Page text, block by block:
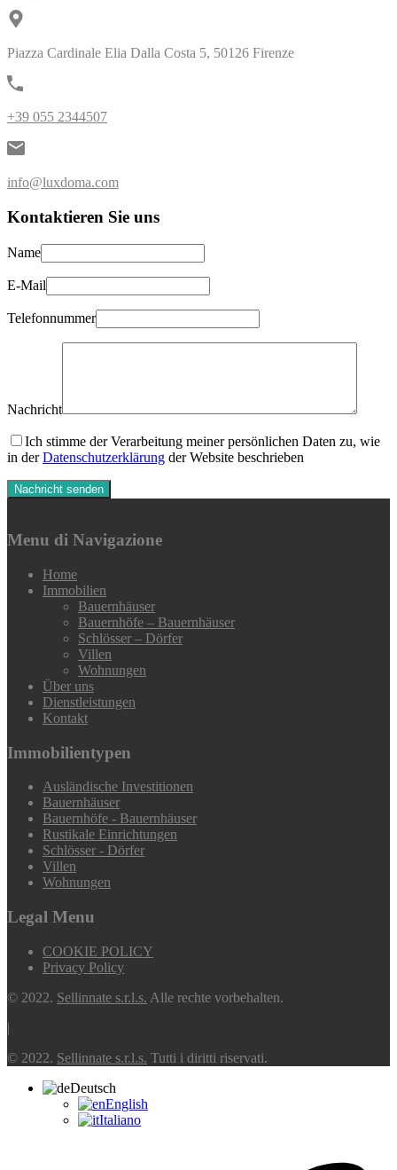
Piazza Cardinale Elia Dalla Costa 5, 50126 Firenze
+39 055 2344507
info@luxdoma.com
Kontaktieren Sie uns
Name
E-Mail
Telefonnummer
Nachricht
Ich stimme der Verarbeitung meiner persönlichen Daten zu, wie
in derDatenschutzerklärung der Website beschrieben
Menu di Navigazione
Home
Immobilien
Bauernhäuser
Bauernhöfe – Bauernhäuser
Schlösser – Dörfer
Villen
Wohnungen
Über uns
Dienstleistungen
Kontakt
Immobilientypen
Ausländische Investitionen
Bauernhäuser
Bauernhöfe - Bauernhäuser
Rustikale Einrichtungen
Schlösser - Dörfer
Villen
Wohnungen
Legal Menu
COOKIE POLICY
Privacy Policy
© 2022. Sellinnate s.r.l.s. Alle rechte vorbehalten.
|
© 2022. Sellinnate s.r.l.s. Tutti i diritti riservati.
Deutsch
English
Italiano